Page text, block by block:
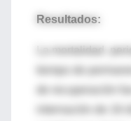
Resultados:
La mortalidad
tiempo de
de recuperación